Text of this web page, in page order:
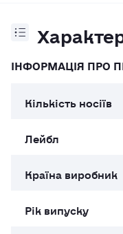
ІНФОРМАЦІЯ ПРО
Кількість носіїв
Лейбл
Країна виробник
Рік випуску